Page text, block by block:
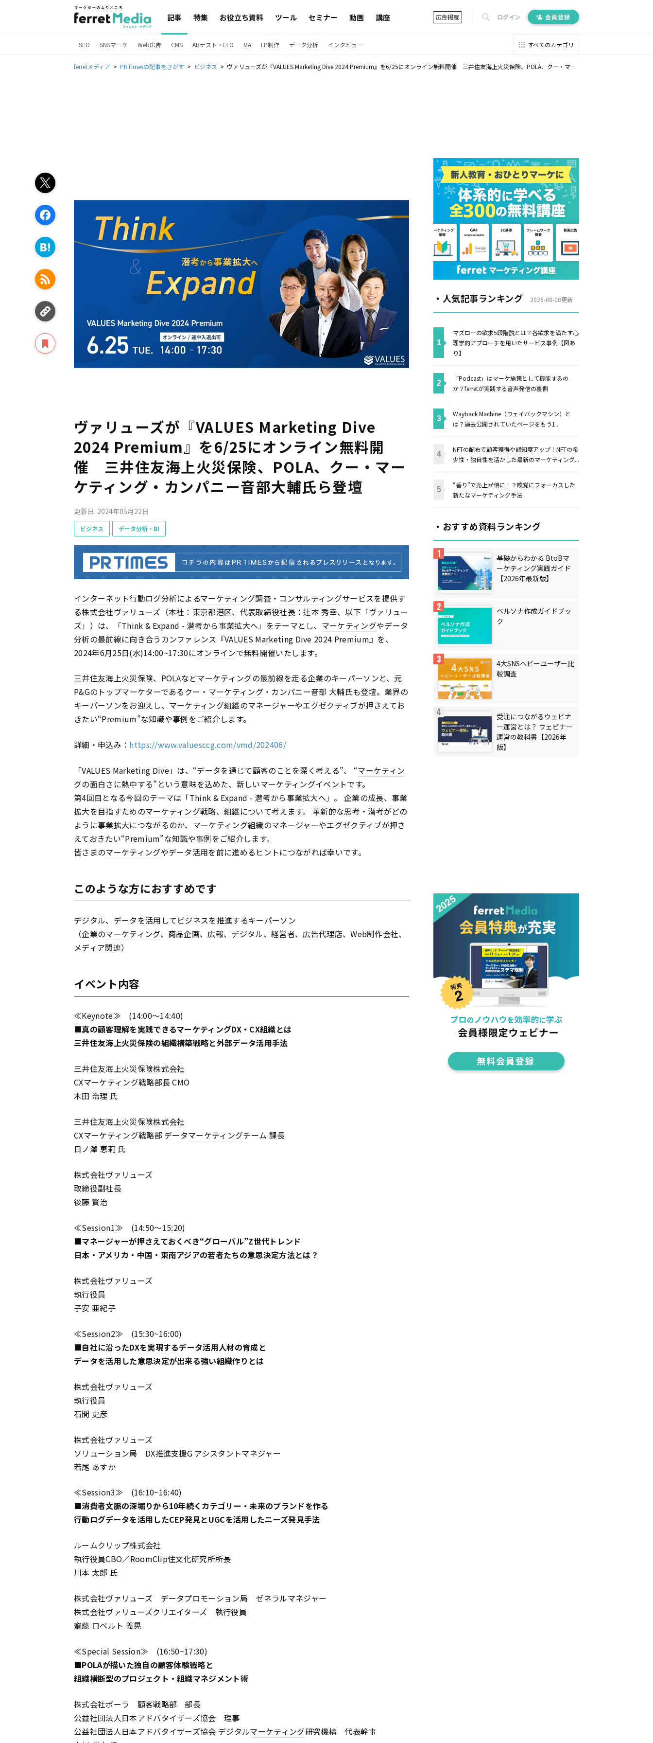
記事 特集 お役立ち資料 ツール セミナー 動画 講座 広告掲載 ログイン 会員登録
SEO SNSマーケ Web広告 CMS ABテスト・EFO MA LP制作 データ分析 インタビュー すべてのカテゴリ
ferretメディア PRTimesの記事をさがす ビジネス ヴァリューズが『VALUES Marketing Dive 2024 Premium』を6/25にオンライン無料開催 三井住友海上火災保険、POLA、クー・マーケティング・カンパニー音部大輔氏ら登壇
ヴァリューズが『VALUES Marketing Dive
2024 Premium』を6/25にオンライン無料開
催 三井住友海上火災保険、POLA、クー・マー
ケティング・カンパニー音部大輔氏ら登壇
更新日: 2024年05月22日
ビジネス データ分析・BI
インターネット行動ログ分析によるマーケティング調査・ コンサルティングサービスを提供す
る株式会社ヴァリューズ（本社：東京都港区、代表取締役社長：辻本 秀幸、以下「ヴァリュー
ズ」）は、「Think & Expand - 潜考から事業拡大へ」をテーマとし、 マーケティングやデータ
分析の最前線に向き合うカンファレンス『VALUES Marketing Dive 2024 Premium』を、
2024年6月25日(水)14:00~17:30にオンラインで無料開催いたします。
三井住友海上火災保険、POLAなどマーケティングの最前線を走る企業のキーパーソンと、元
P&Gのトップマーケターであるクー・ マーケティング ・カンパニー音部 大輔氏も登壇。業界の
キーパーソンをお迎えし、 マーケティング組織のマネージャーやエグゼクティブが押さえてお
きたい“Premium”な知識や事例をご紹介します。
詳細・申込み： https://www.valuesccg.com/vmd/202406/
「VALUES Marketing Dive」は、“データを通じて顧客のことを深く考える”、 “マーケティン
グの面白さに熱中する”という意味を込めた、新しいマーケティングイベントです。
第4回目となる今回のテーマは「Think & Expand - 潜考から事業拡大へ」。 企業の成長、事業
拡大を目指すためのマーケティング戦略、組織について考えます。 革新的な思考・潜考がどの
ように事業拡大につながるのか、 マーケティング組織のマネージャーやエグゼクティブが押さ
えておきたい“Premium”な知識や事例をご紹介します。
皆さまのマーケティングやデータ活用を前に進めるヒントにつながれば幸いです。
このような方におすすめです
デジタル、データを活用してビジネスを推進するキーパーソン
（企業のマーケティング、商品企画、広報、デジタル、経営者、広告代理店、Web制作会社、
メディア関連）
イベント内容
≪Keynote≫ (14:00～14:40)
■真の顧客理解を実践できるマーケティングDX・CX組織とは
三井住友海上火災保険の組織構築戦略と外部データ活用手法
三井住友海上火災保険株式会社
CXマーケティング戦略部長 CMO
木田 浩理 氏
三井住友海上火災保険株式会社
CXマーケティング戦略部 データマーケティングチーム 課長
日ノ澤 恵莉 氏
株式会社ヴァリューズ
取締役副社長
後藤 賢治
≪Session1≫ (14:50～15:20)
■マネージャーが押さえておくべき“グローバル”Z世代トレンド
日本・アメリカ・中国・東南アジアの若者たちの意思決定方法とは？
株式会社ヴァリューズ
執行役員
子安 亜紀子
≪Session2≫ (15:30~16:00)
■自社に沿ったDXを実現するデータ活用人材の育成と
データを活用した意思決定が出来る強い組織作りとは
株式会社ヴァリューズ
執行役員
石間 史彦
株式会社ヴァリューズ
ソリューション局 DX推進支援G アシスタントマネジャー
若尾 あすか
≪Session3≫ (16:10~16:40)
■消費者文脈の深堀りから10年続くカテゴリー・未来のブランドを作る
行動ログデータを活用したCEP発見とUGCを活用したニーズ発見手法
ルームクリップ株式会社
執行役員CBO／RoomClip住文化研究所所長
川本 太郎 氏
株式会社ヴァリューズ データプロモーション局 ゼネラルマネジャー
株式会社ヴァリューズクリエイターズ 執行役員
齋藤 ロベルト 義晃
≪Special Session≫ (16:50~17:30)
■POLAが描いた独自の顧客体験戦略と
組織横断型のプロジェクト・組織マネジメント術
株式会社ポーラ 顧客戦略部 部長
公益社団法人日本アドバタイザーズ協会 理事
公益社団法人日本アドバタイザーズ協会 デジタルマーケティング研究機構 代表幹事
・人気記事ランキング 2026-08-08更新
マズローの欲求5段階説とは？各欲求を満たす心
理学的アプローチを用いたサービス事例【図あ
り】
「Podcast」はマーケ施策として機能するの
か？ferretが実践する音声発信の裏側
Wayback Machine（ウェイバックマシン）と
は？過去公開されていたページをもう1...
NFTの配布で顧客獲得や認知度アップ！NFTの希
少性・独自性を活かした最新のマーケティング...
“香り”で売上が倍に！？嗅覚にフォーカスした
新たなマーケティング手法
・おすすめ資料ランキング
基礎からわかる BtoBマ
ーケティング実践ガイド
【2026年最新版】
ペルソナ作成ガイドブッ
ク
4大SNSヘビーユーザー比
較調査
受注につながるウェビナ
ー運営とは？ ウェビナー
運営の教科書【2026年
版】